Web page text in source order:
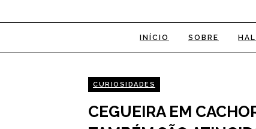
INÍCIO SOBRE
CURIOSIDADES
CEGUEIRA EM